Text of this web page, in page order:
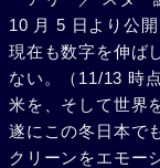
10 月 5 日より公
現在も数字を伸ば
ない。（11/13 時
米を、そして世界
遂にこの冬日本で
クリーンをエモー